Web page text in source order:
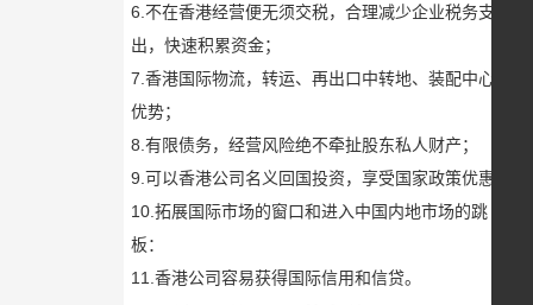
6.不在香港经营便无须交税，合理减少企业税务支
出，快速积累资金；
7.香港国际物流，转运、再出口中转地、装配中心等
优势；
8.有限债务，经营风险绝不牵扯股东私人财产；
9.可以香港公司名义回国投资，享受国家政策优惠；
10.拓展国际市场的窗口和进入中国内地市场的跳
板：
11.香港公司容易获得国际信用和信贷。